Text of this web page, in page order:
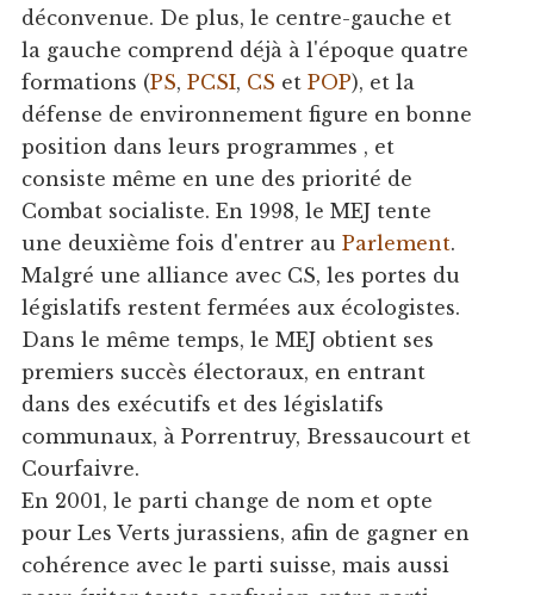
déconvenue. De plus, le centre-gauche et
la gauche comprend déjà à l'époque quatre
formations (PS, PCSI, CS et POP), et la
défense de environnement figure en bonne
position dans leurs programmes , et
consiste même en une des priorité de
Combat socialiste. En 1998, le MEJ tente
une deuxième fois d'entrer au Parlement.
Malgré une alliance avec CS, les portes du
législatifs restent fermées aux écologistes.
Dans le même temps, le MEJ obtient ses
premiers succès électoraux, en entrant
dans des exécutifs et des législatifs
communaux, à Porrentruy, Bressaucourt et
Courfaivre.
En 2001, le parti change de nom et opte
pour Les Verts jurassiens, afin de gagner en
cohérence avec le parti suisse, mais aussi